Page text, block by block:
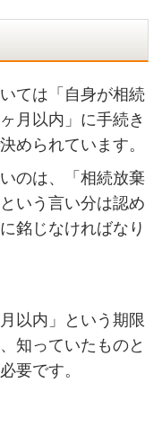
ては「自身が相続
月以内」に手続き
められています。
のは、「相続放棄
いう言い分は認め
銘じなければなり
以内」という期限
知っていたものと
要です。